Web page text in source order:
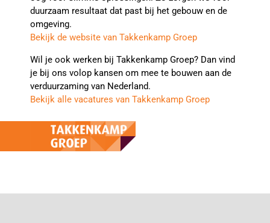
duurzaam resultaat dat past bij het gebouw en de
omgeving.
Bekijk de website van Takkenkamp Groep
Wil je ook werken bij Takkenkamp Groep? Dan vind
je bij ons volop kansen om mee te bouwen aan de
verduurzaming van Nederland.
Bekijk alle vacatures van Takkenkamp Groep